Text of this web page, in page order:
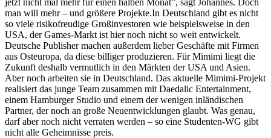
man will mehr – und größere Projekte.In Deutschland gibt es nicht
so viele risikofreudige Großinvestoren wie beispielsweise in den
USA, der Games-Markt ist hier noch nicht so weit entwickelt.
Deutsche Publisher machen außerdem lieber Geschäfte mit Firmen
aus Osteuropa, da diese billiger produzieren. Für Mimimi liegt die
Zukunft deshalb vermutlich in den Märkten der USA und Asien.
Aber noch arbeiten sie in Deutschland. Das aktuelle Mimimi-Projekt
realisiert das junge Team zusammen mit Daedalic Entertainment,
einem Hamburger Studio und einem der wenigen inländischen
Partner, der noch an große Neuentwicklungen glaubt. Was genau,
darf aber noch nicht verraten werden – so eine Studenten-WG gibt
nicht alle Geheimnisse preis.